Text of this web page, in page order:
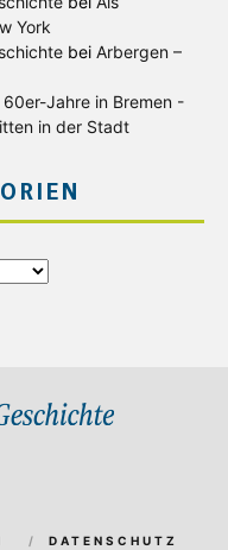
York
bei Arbergen –
Jahre in Bremen -
in der Stadt
DATENSCHUTZ